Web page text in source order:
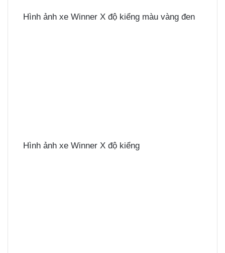
Hình ảnh xe Winner X độ kiểng màu vàng đen
Hình ảnh xe Winner X độ kiểng